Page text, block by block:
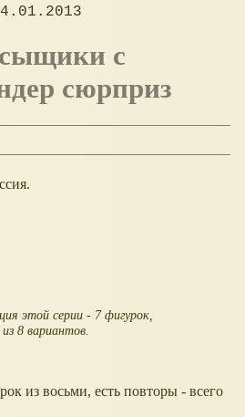
сюрприз
этой серии - 7 фигурок,
8 вариантов.
из восьми, есть повторы - всего